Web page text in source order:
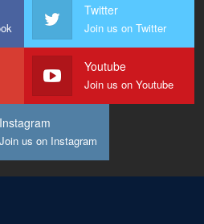
Twitter
Join us on Twitter
Youtube
Join us on Youtube
Instagram
Join us on Instagram